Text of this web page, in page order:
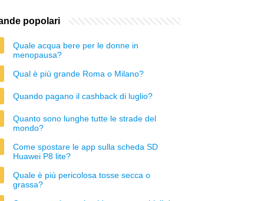
popolari
Quale acqua bere per le donne in
menopausa?
Qual è più grande Roma o Milano?
Quando pagano il cashback di luglio?
Quanto sono lunghe tutte le strade del
mondo?
Come spostare le app sulla scheda SD
Huawei P8 lite?
Quale è più pericolosa tosse secca o
grassa?